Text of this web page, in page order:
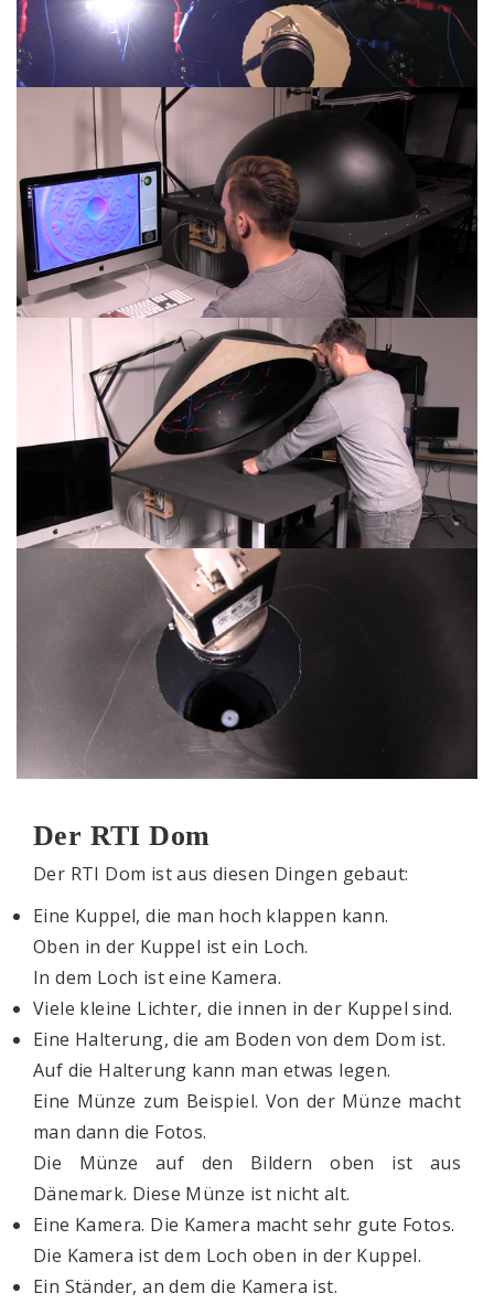
Der RTI Dom
Der RTI Dom ist aus diesen Dingen gebaut:
Eine Kuppel, die man hoch klappen kann.
Oben in der Kuppel ist ein Loch.
In dem Loch ist eine Kamera.
Viele kleine Lichter, die innen in der Kuppel sind.
Eine Halterung, die am Boden von dem Dom ist.
Auf die Halterung kann man etwas legen.
Eine Münze zum Beispiel. Von der Münze macht
man dann die Fotos.
Die Münze auf den Bildern oben ist aus
Dänemark. Diese Münze ist nicht alt.
Eine Kamera. Die Kamera macht sehr gute Fotos.
Die Kamera ist dem Loch oben in der Kuppel.
Ein Ständer, an dem die Kamera ist.